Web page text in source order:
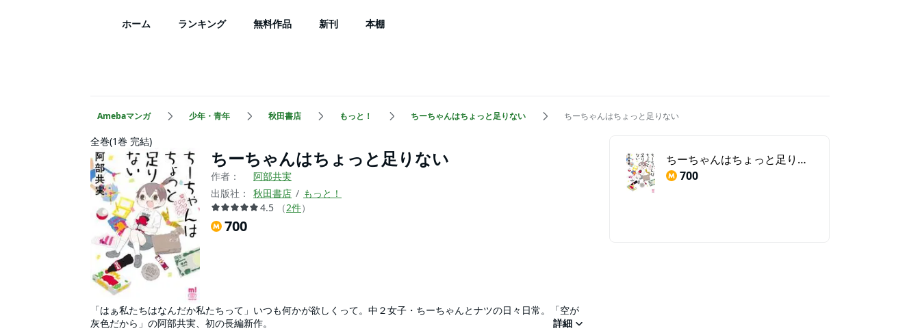
ホーム ランキング 無料作品 新刊 本棚
Amebaマンガ 少年・青年 秋田書店 もっと！ ちーちゃんはちょっと足りない ちーちゃんはちょっと足りない
全巻(1巻 完結)
ちーちゃんはちょっと足りない
作者：
阿部共実
出版社：
秋田書店
もっと！
4.5
（2件）
700
「はぁ私たちはなんだか私たちって」いつも何かが欲しくって。中２女子・ちーちゃんとナツの日々日常。「空が
灰色だから」の阿部共実、初の長編新作。
詳細
ちーちゃんはちょっと足りない
700